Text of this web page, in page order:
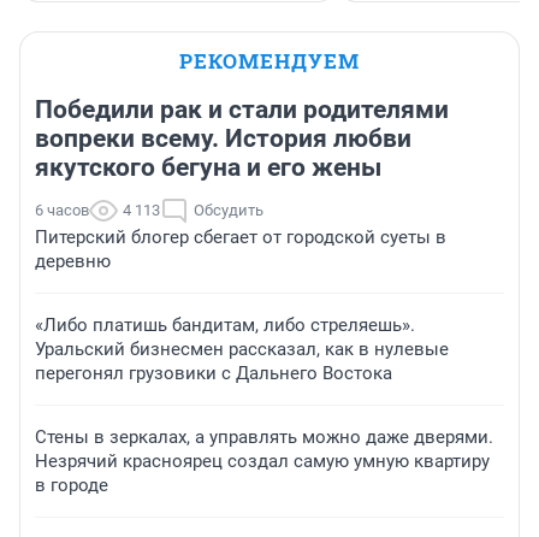
РЕКОМЕНДУЕМ
Победили рак и стали родителями
вопреки всему. История любви
якутского бегуна и его жены
6 часов 4 113 Обсудить
Питерский блогер сбегает от городской суеты в
деревню
«Либо платишь бандитам, либо стреляешь».
Уральский бизнесмен рассказал, как в нулевые
перегонял грузовики с Дальнего Востока
Стены в зеркалах, а управлять можно даже дверями.
Незрячий красноярец создал самую умную квартиру
в городе